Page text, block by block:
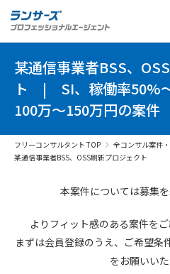
某通信事業者BSS、
ト
| SI、稼働率50%
100万～150万円の案件
フリーコンサルタント TOP 全コンサル案件
某通信事業者BSS、OSS刷新プロジェクト
本案件については募集を
よりフィット感のある案件を
まずは会員登録のうえ、 ご希望条
をお願いいた